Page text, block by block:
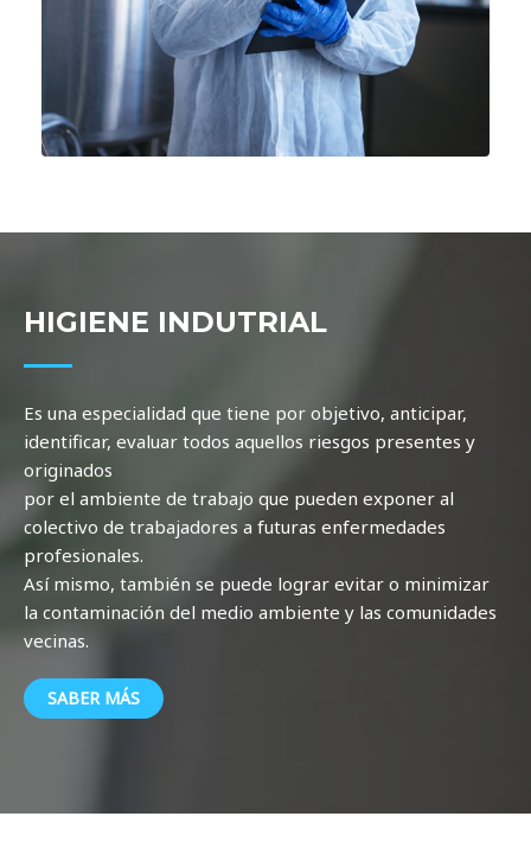
HIGIENE INDUTRIAL
Es una especialidad que tiene por objetivo, anticipar,
identificar, evaluar todos aquellos riesgos presentes y
originados
por el ambiente de trabajo que pueden exponer al
colectivo de trabajadores a futuras enfermedades
profesionales.
Así mismo, también se puede lograr evitar o minimizar
la contaminación del medio ambiente y las comunidades
vecinas.
SABER MÁS